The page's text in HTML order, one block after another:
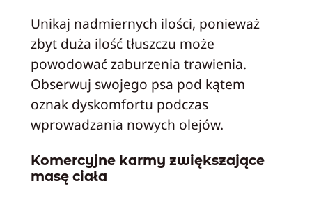
Unikaj nadmiernych ilości, ponieważ
zbyt duża ilość tłuszczu może
powodować zaburzenia trawienia.
Obserwuj swojego psa pod kątem
oznak dyskomfortu podczas
wprowadzania nowych olejów.
Komercyjne karmy zwiększające
masę ciała